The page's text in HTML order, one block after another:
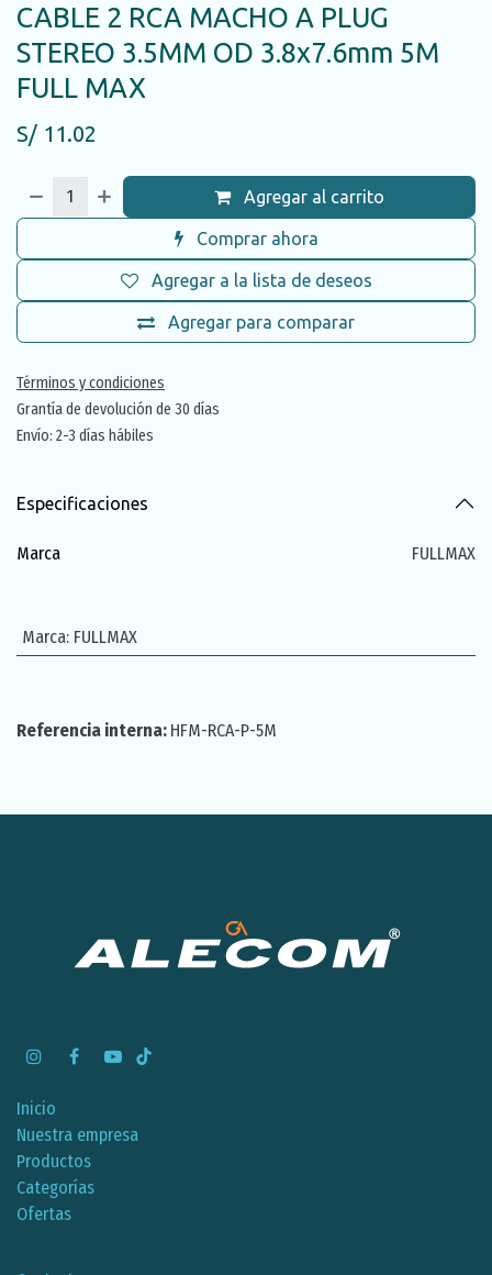
CABLE 2 RCA MACHO A PLUG
STEREO 3.5MM OD 3.8x7.6mm 5M
FULL MAX
S/ 11.02
Agregar al carrito
Comprar ahora
Agregar para comparar
Agregar a la lista de deseos
Términos y condiciones
Grantía de devolución de 30 días
Envío: 2-3 días hábiles
Especificaciones
Marca FULLMAX
Marca: FULLMAX
Referencia interna: HFM-RCA-P-5M
Inicio
Nuestra empresa
Productos
Categorías
Ofertas